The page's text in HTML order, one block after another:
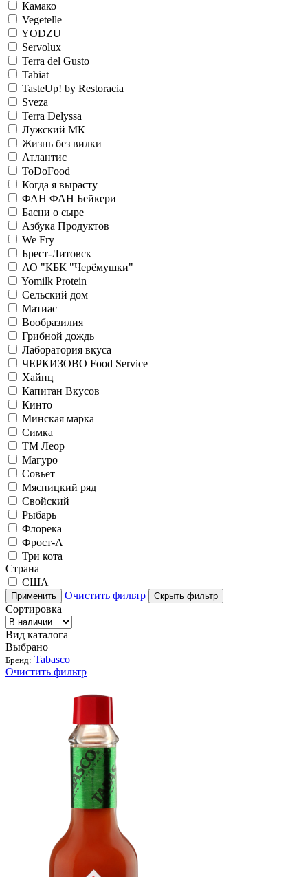
Камако
Vegetelle
YODZU
Servolux
Terra del Gusto
Tabiat
TasteUp! by Restoracia
Sveza
Terra Delyssa
Лужский МК
Жизнь без вилки
Атлантис
ToDoFood
Когда я вырасту
ФАН ФАН Бейкери
Басни о сыре
Азбука Продуктов
We Fry
Брест-Литовск
АО "КБК "Черёмушки"
Yomilk Protein
Сельский дом
Матиас
Вообразилия
Грибной дождь
Лаборатория вкуса
ЧЕРКИЗОВО Food Service
Хайнц
Капитан Вкусов
Кинто
Минская марка
Симка
ТМ Леор
Магуро
Совьет
Мясницкий ряд
Свойский
Рыбарь
Флорека
Фрост-А
Три кота
Страна
США
Применить Очистить фильтр Скрыть фильтр
Сортировка
Вид каталога
Выбрано
Бренд: Tabasco
Очистить фильтр